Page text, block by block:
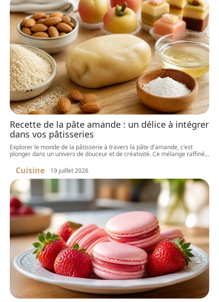
Recette de la pâte amande : un délice à intégrer
dans vos pâtisseries
Explorer le monde de la pâtisserie à travers la pâte d'amande, c'est
plonger dans un univers de douceur et de créativité. Ce mélange raffiné…
Cuisine 19 juillet 2026